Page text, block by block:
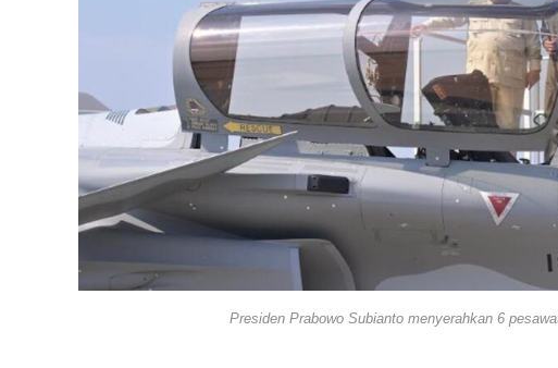
Presiden Prabowo Subianto menyerahkan 6